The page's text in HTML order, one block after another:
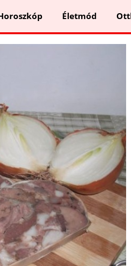
Életmód